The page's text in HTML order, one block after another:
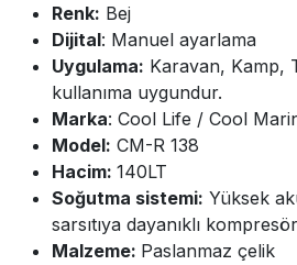
Renk: Bej
Dijital: Manuel ayarlama
Uygulama: Karavan, Kamp,
kullanıma uygundur.
Marka: Cool Life / Cool
Model: CM-R 138
Hacim: 140LT
Soğutma sistemi: Yüksek
sarsıtıya dayanıklı kompresör
Malzeme: Paslanmaz çelik